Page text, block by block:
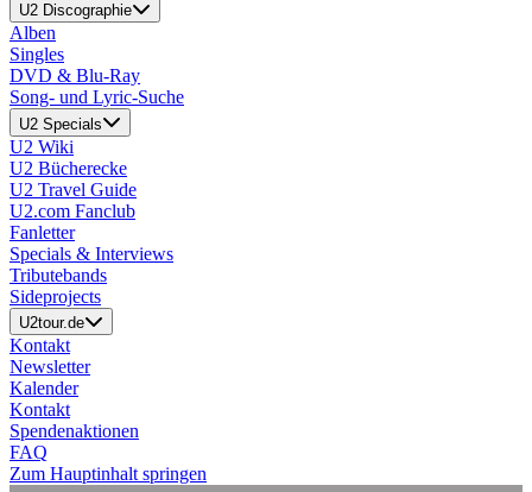
U2 Discographie
Alben
Singles
DVD & Blu-Ray
Song- und Lyric-Suche
U2 Specials
U2 Wiki
U2 Bücherecke
U2 Travel Guide
U2.com Fanclub
Fanletter
Specials & Interviews
Tributebands
Sideprojects
U2tour.de
Kontakt
Newsletter
Kalender
Kontakt
Spendenaktionen
FAQ
Zum Hauptinhalt springen